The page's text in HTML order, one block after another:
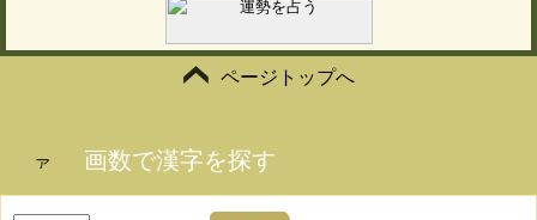
ページトップへ
画数で漢字を探す